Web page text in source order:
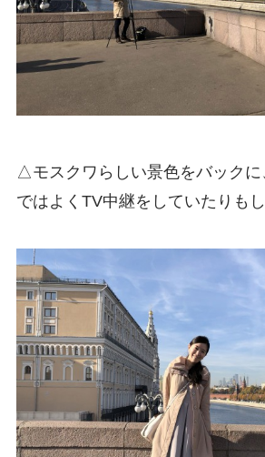
△モスクワらしい景色をバックに
ではよくTV中継をしていたりもし